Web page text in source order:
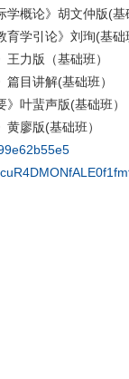
概论》胡文仲版(基
学引论》刘珣(基础
力版（基础班）
目讲解(基础班）
叶蜚声版(基础班）
廖版(基础班）